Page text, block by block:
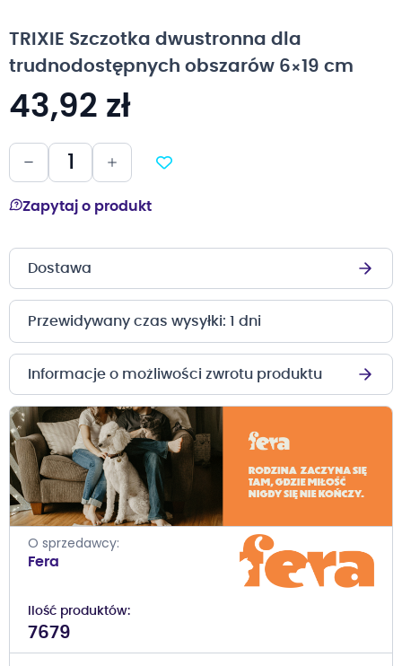
galerii
TRIXIE Szczotka dwustronna dla
trudnodostępnych obszarów 6×19 cm
43,92 zł
Zapytaj o produkt
Dostawa
Przewidywany czas wysyłki: 1 dni
Informacje o możliwości zwrotu produktu
O sprzedawcy
Fera
Ilość produktów
7679